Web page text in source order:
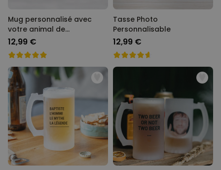
Mug personnalisé avec
votre animal de
compagnie
12,99 €
Tasse Photo
Personnalisable
12,99 €